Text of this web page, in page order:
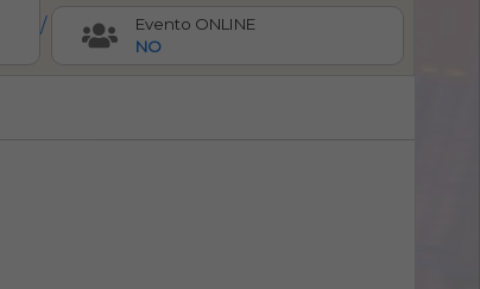
/
Evento ONLINE
NO